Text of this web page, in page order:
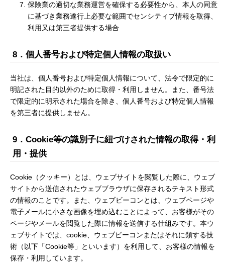
保険業の適切な業務運営を確保する必要性から、本人の同意
に基づき業務遂行上必要な範囲でセンシティブ情報を取得、
利用又は第三者提供する場合
8．個人番号および特定個人情報の取扱い
当社は、個人番号および特定個人情報について、法令で限定的に
明記された目的以外のために取得・利用しません。また、番号法
で限定的に明示された場合を除き、個人番号および特定個人情報
を第三者に提供しません。
9．Cookie等の識別子に紐づけされた情報の取得・利
用・提供
Cookie（クッキー）とは、ウェブサイトを閲覧した際に、ウェブ
サイトから送信されたウェブブラウザに保存されるテキスト形式
の情報のことです。また、ウェブビーコンとは、ウェブページや
電子メールに小さな画像を埋め込むことによって、お客様がその
ページやメールを閲覧した際に情報を送信する仕組みです。本ウ
ェブサイトでは、cookie、ウェブビーコンまたはそれに類する技
術（以下「Cookie等」といいます）を利用して、お客様の情報を
保存・利用しています。